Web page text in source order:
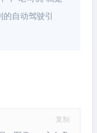
自动驾驶引
复制